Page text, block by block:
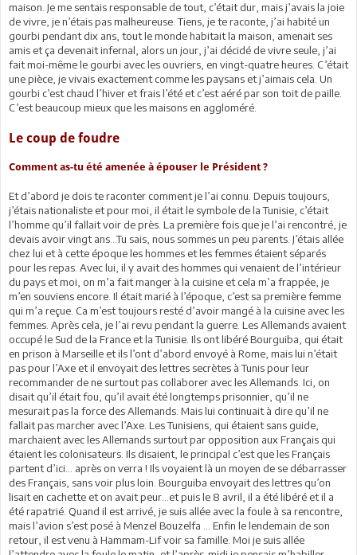
maison. Je me sentais responsable de tout, c’était dur, mais j’avais la joie
de vivre, je n’étais pas malheureuse. Tiens, je te raconte, j’ai habité un
gourbi pendant dix ans, tout le monde habitait la maison, amenait ses
amis et ça devenait infernal, alors un jour, j’ai décidé de vivre seule, j’ai
fait moi-même le gourbi avec les ouvriers, en vingt-quatre heures. C’était
une pièce, je vivais exactement comme les paysans et j’aimais cela. Un
gourbi c’est chaud l’hiver et frais l’été et c’est aéré par son toit de paille.
C’est beaucoup mieux que les maisons en aggloméré.
Le coup de foudre
Comment as-tu été amenée à épouser le Président ?
Et d’abord je dois te raconter comment je l’ai connu. Depuis toujours,
j’étais nationaliste et pour moi, il était le symbole de la Tunisie, c’était
l’homme qu’il fallait voir de près. La première fois que je l’ai rencontré, je
devais avoir vingt ans…Tu sais, nous sommes un peu parents. J’étais allée
chez lui et à cette époque les hommes et les femmes étaient séparés
pour les repas. Avec lui, il y avait des hommes qui venaient de l’intérieur
du pays et moi, on m’a fait manger à la cuisine et cela m’a frappée, je
m’en souviens encore. Il était marié à l’époque, c’est sa première femme
qui m’a reçue. Ca m’est toujours resté d’avoir mangé à la cuisine avec les
femmes. Après cela, je l’ai revu pendant la guerre. Les Allemands avaient
occupé le Sud de la France et la Tunisie. Ils ont libéré Bourguiba, qui était
en prison à Marseille et ils l’ont d’abord envoyé à Rome, mais lui n’était
pas pour l’Axe et il envoyait des lettres secrètes à Tunis pour leur
recommander de ne surtout pas collaborer avec les Allemands. Ici, on
disait qu’il était fou, qu’il avait été longtemps prisonnier, qu’il ne
mesurait pas la force des Allemands. Mais lui continuait à dire qu’il ne
fallait pas marcher avec l’Axe. Les Tunisiens, qui étaient sans guide,
marchaient avec les Allemands surtout par opposition aux Français qui
étaient les colonisateurs. Ils disaient, le principal c’est que les Français
partent d’ici… après on verra ! Ils voyaient là un moyen de se débarrasser
des Français, sans voir plus loin. Bourguiba envoyait des lettres qu’on
lisait en cachette et on avait peur…et puis le 8 avril, il a été libéré et il a
été rapatrié. Quand il est arrivé, je suis allée avec la foule à sa rencontre,
mais l’avion s’est posé à Menzel Bouzelfa … Enfin le lendemain de son
retour, il est venu à Hammam-Lif voir sa famille. Moi je suis allée